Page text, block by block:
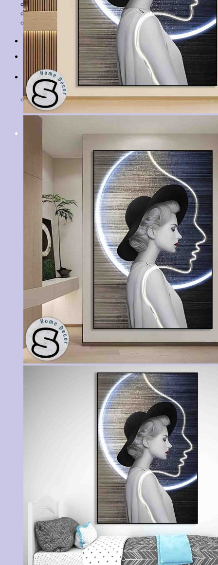
Tranh Cá Chép
Tranh Tĩnh Vật
Tranh Đồng Quê
Tranh Thuỷ Mặc
Tranh Con Hổ
Tin tức
Giỏ hàng
Chưa có sản phẩm trong giỏ hàng.
kiếm: